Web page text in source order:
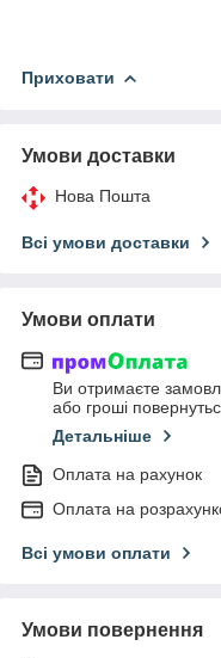
Приховати
Умови доставки
Нова Пошта
Всі умови доставки
Умови оплати
Ви отримаєте
або гроші
Детальніше
Оплата на рахунок
Оплата на
Всі умови оплати
Умови повернення